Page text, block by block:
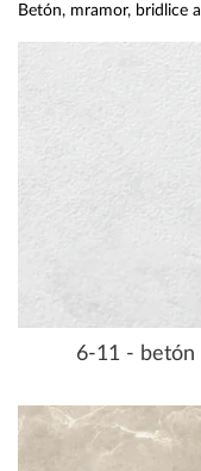
Betón, mramor, bridlice
6-11 - betón